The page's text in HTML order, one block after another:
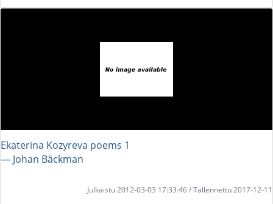
Ekaterina Kozyreva poems 1
― Johan Bäckman
Julkaistu 2012-03-03 17:33:46 / Tallennettu 2017-12-11